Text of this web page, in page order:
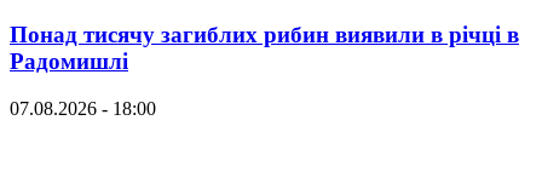
Понад тисячу загиблих рибин виявили в річці в
Радомишлі
07.08.2026 - 18:00